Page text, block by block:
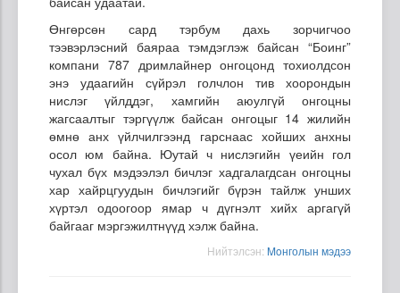
Өнгөрсөн сард тэрбум дахь зорчигчоо
тээвэрлэсний баяраа тэмдэглэж байсан “Боинг”
компани 787 дримлайнер онгоцонд тохиолдсон
энэ удаагийн сүйрэл голчлон тив хоорондын
нислэг үйлддэг, хамгийн аюулгүй онгоцны
жагсаалтыг тэргүүлж байсан онгоцыг 14 жилийн
өмнө анх үйлчилгээнд гарснаас хойших анхны
осол юм байна. Юутай ч нислэгийн үеийн гол
чухал бүх мэдээлэл бичлэг хадгалагдсан онгоцны
хар хайрцгуудын бичлэгийг бүрэн тайлж унших
хүртэл одоогоор ямар ч дүгнэлт хийх аргагүй
байгааг мэргэжилтнүүд хэлж байна.
Нийтэлсэн: Moнголын мэдээ